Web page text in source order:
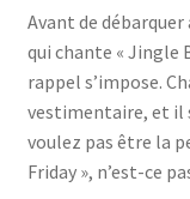
Avant de
qui chante « Jingle
rappel s’impose.
vestimentaire, et il
voulez pas être la
Friday », n’est-ce